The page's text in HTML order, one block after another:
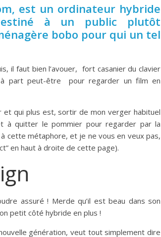
est un ordinateur hybride
à un public plutôt
bobo pour qui un tel
il faut bien l’avouer, fort casanier du clavier
part peut-être pour regarder un film en
et qui plus est, sortir de mon verger habituel
à quitter le pommier pour regarder par la
cette métaphore, et je ne vous en veux pas,
en haut à droite de cette page).
assuré ! Merde qu’il est beau dans son
petit côté hybride en plus !
génération, veut tout simplement dire